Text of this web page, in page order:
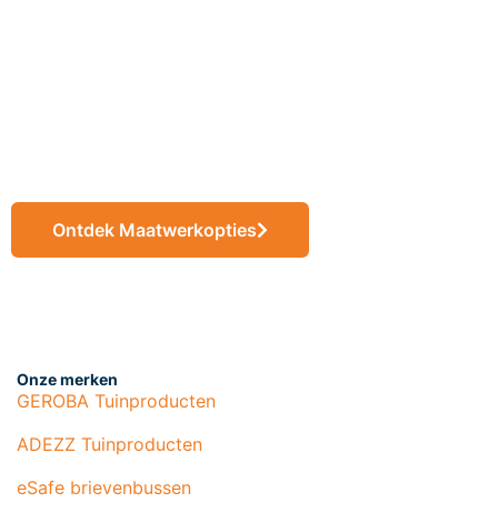
Ontdek Maatwerkopties
Onze merken
GEROBA Tuinproducten
ADEZZ Tuinproducten
eSafe brievenbussen